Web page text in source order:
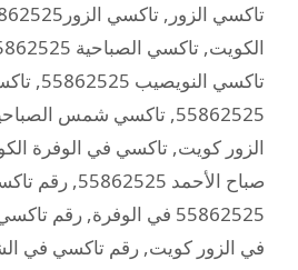
تاكسي الزور , تاكسي الزور55862525
الكويت, تاكسي الصباحية 55862525
تاكسي النويصيب 55862525
,
55862525
, تاكسي شمس
الزور كويت, تاكسي في الوفرة
صباح الأحمد 55862525
, رقم
55862525 في الوفرة
, رقم
في الزور كويت, رقم تاكسي في